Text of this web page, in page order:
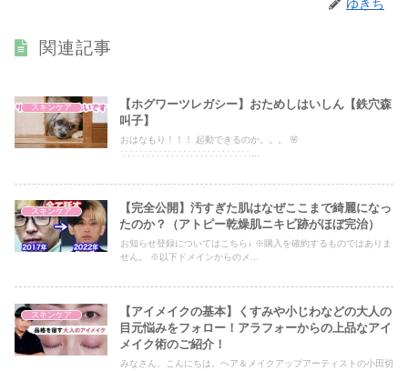
ゆきち
関連記事
スキンケア
【ホグワーツレガシー】おためしはいしん【鉄穴森
叫子】
おはなもり！！！ 起動できるのか。。。 🌸
∵∴∵∴∵∴∵∴∵∴∵∴∵∴∵∴∵∴...
スキンケア
【完全公開】汚すぎた肌はなぜここまで綺麗になっ
たのか？（アトピー乾燥肌ニキビ跡がほぼ完治）
お知らせ登録についてはこちら↓ ※購入を確約するものではありま
せん。 ※以下ドメインからのメ...
スキンケア
【アイメイクの基本】くすみや小じわなどの大人の
目元悩みをフォロー！アラフォーからの上品なアイ
メイク術のご紹介！
みなさん、こんにちは。ヘア＆メイクアップアーティストの小田切